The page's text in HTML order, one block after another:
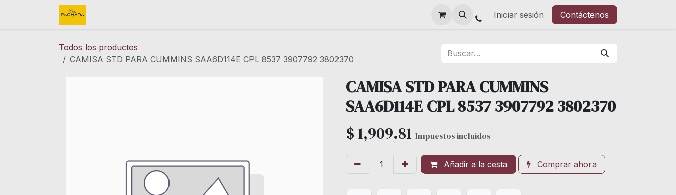
Iniciar sesión Contáctenos
Todos los productos
CAMISA STD PARA CUMMINS SAA6D114E CPL 8537 3907792 3802370
CAMISA STD PARA CUMMINS
SAA6D114E CPL 8537 3907792 3802370
$1,909.81 Impuestos incluidos
Añadir a la cesta Comprar ahora